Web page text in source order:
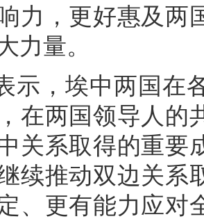
力，更好惠及两
力量。
示，埃中两国在
在两国领导人的
关系取得的重要
续推动双边关系
、更有能力应对